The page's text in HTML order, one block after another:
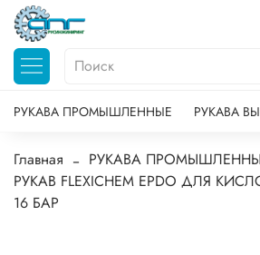
РУКАВА ПРОМЫШЛЕННЫЕ РУКАВА
Главная РУКАВА
РУКАВ FLEXICHEM EPDO ДЛЯ
16 БАР